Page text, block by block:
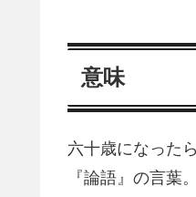
意味
六十歳になった
『論語』の言葉